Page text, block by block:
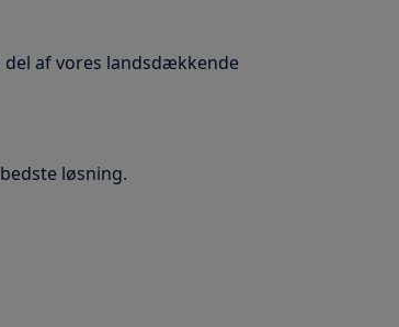
del af vores landsdækkende
løsning.